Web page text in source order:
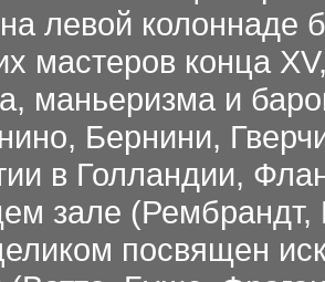
левой колоннаде
мастеров конца
маньеризма и
Бернини,
в Голландии,
зале (Рембрандт,
посвящен